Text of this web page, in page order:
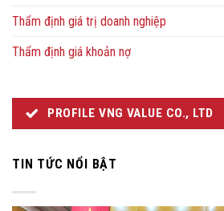
Thẩm định giá trị doanh nghiệp
Thẩm định giá khoản nợ
PROFILE VNG VALUE CO., LTD
TIN TỨC NỔI BẬT